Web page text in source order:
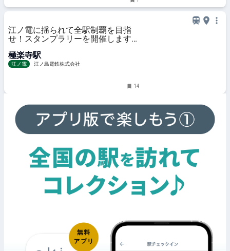
江ノ電に揺られて全駅制覇を目指
せ！スタンプラリーを開催します
月30日（土）15時】
極楽寺駅
江ノ電 江ノ島電鉄株式会社
14